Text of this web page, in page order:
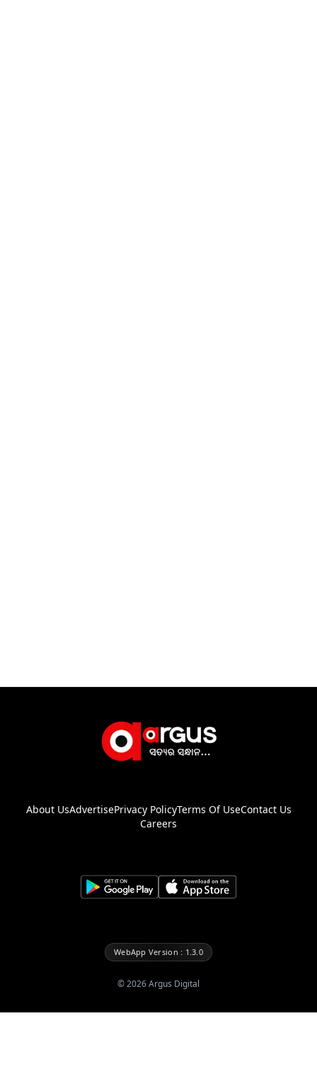
About UsAdvertisePrivacy PolicyTerms Of UseContact Us
Careers
WebApp Version : 1.3.0
©2026Argus Digital